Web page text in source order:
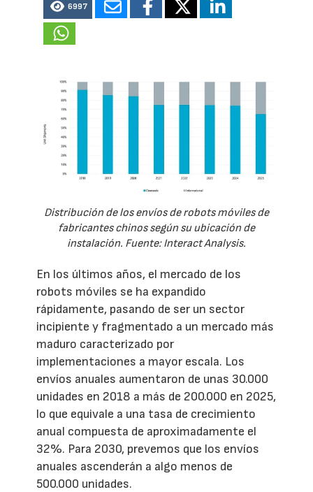
6997
Distribución de los envíos de robots móviles de
fabricantes chinos según su ubicación de
instalación. Fuente: Interact Analysis.
En los últimos años, el mercado de los
robots móviles se ha expandido
rápidamente, pasando de ser un sector
incipiente y fragmentado a un mercado más
maduro caracterizado por
implementaciones a mayor escala. Los
envíos anuales aumentaron de unas 30.000
unidades en 2018 a más de 200.000 en 2025,
lo que equivale a una tasa de crecimiento
anual compuesta de aproximadamente el
32%. Para 2030, prevemos que los envíos
anuales ascenderán a algo menos de
500.000 unidades.